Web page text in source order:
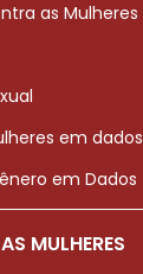
as Mulheres
em dados
em Dados
MULHERES